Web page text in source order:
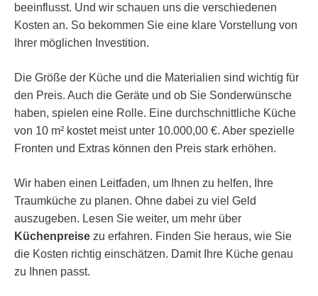
beeinflusst. Und wir schauen uns die verschiedenen
Kosten an. So bekommen Sie eine klare Vorstellung von
Ihrer möglichen Investition.
Die Größe der Küche und die Materialien sind wichtig für
den Preis. Auch die Geräte und ob Sie Sonderwünsche
haben, spielen eine Rolle. Eine durchschnittliche Küche
von 10 m² kostet meist unter 10.000,00 €. Aber spezielle
Fronten und Extras können den Preis stark erhöhen.
Wir haben einen Leitfaden, um Ihnen zu helfen, Ihre
Traumküche zu planen. Ohne dabei zu viel Geld
auszugeben. Lesen Sie weiter, um mehr über
Küchenpreise zu erfahren. Finden Sie heraus, wie Sie
die Kosten richtig einschätzen. Damit Ihre Küche genau
zu Ihnen passt.